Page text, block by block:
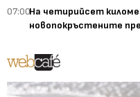
07:00На четирийсет
новопокръстените